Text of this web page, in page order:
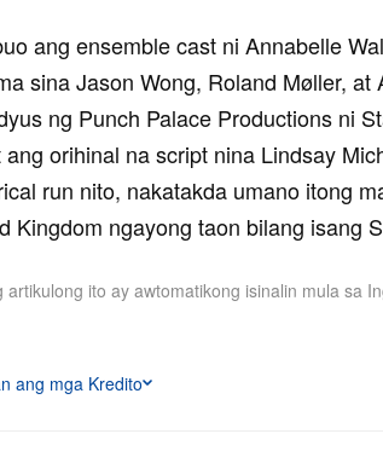
ang ensemble cast ni Annabelle
sina Jason Wong, Roland Møller,
ng Punch Palace Productions ni
ang orihinal na script nina Lindsay
run nito, nakatakda umano itong
Kingdom ngayong taon bilang isang
artikulong ito ay awtomatikong isinalin mula sa
ang mga Kredito